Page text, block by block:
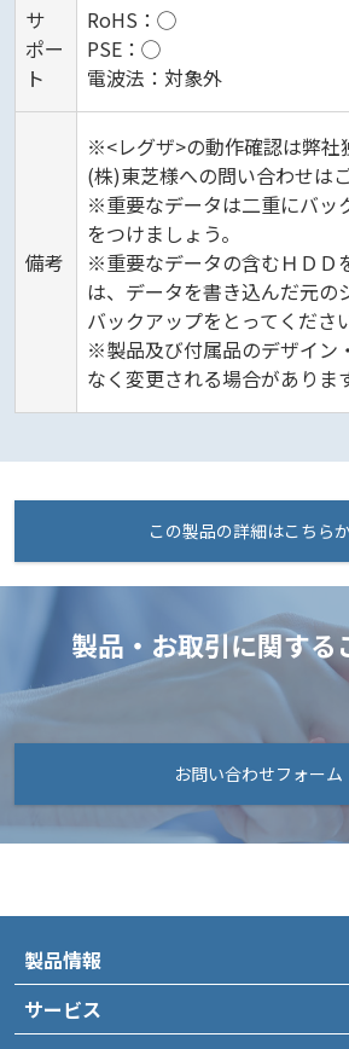
サ
ポー
ト
RoHS：◯
PSE：◯
電波法：対象外
備考
※<レグザ>の動作確認は弊社
(株)東芝様への問い合わせは
※重要なデータは二重にバッ
をつけましょう。
※重要なデータの含むＨＤＤ
は、データを書き込んだ元の
バックアップをとってくださ
※製品及び付属品のデザイン
なく変更される場合がありま
この製品の詳細はこちら
製品・お取引に関する
お問い合わせフォーム
製品情報
サービス